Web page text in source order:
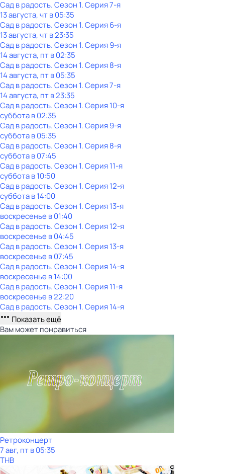
Сад в радость. Сезон 1. Серия 7-я
13 августа, чт в 05:35
Сад в радость. Сезон 1. Серия 6-я
13 августа, чт в 23:35
Сад в радость. Сезон 1. Серия 9-я
14 августа, пт в 02:35
Сад в радость. Сезон 1. Серия 8-я
14 августа, пт в 05:35
Сад в радость. Сезон 1. Серия 7-я
14 августа, пт в 23:35
Сад в радость. Сезон 1. Серия 10-я
субботав02:35
Сад в радость. Сезон 1. Серия 9-я
субботав05:35
Сад в радость. Сезон 1. Серия 8-я
субботав07:45
Сад в радость. Сезон 1. Серия 11-я
субботав10:50
Сад в радость. Сезон 1. Серия 12-я
субботав14:00
Сад в радость. Сезон 1. Серия 13-я
воскресенье в01:40
Сад в радость. Сезон 1. Серия 12-я
воскресенье в04:45
Сад в радость. Сезон 1. Серия 13-я
воскресенье в07:45
Сад в радость. Сезон 1. Серия 14-я
воскресенье в14:00
Сад в радость. Сезон 1. Серия 11-я
воскресенье в22:20
Сад в радость. Сезон 1. Серия 14-я
Показать ещё
Вам может понравиться
Ретроконцерт
7 авг, пт в 05:35
ТНВ